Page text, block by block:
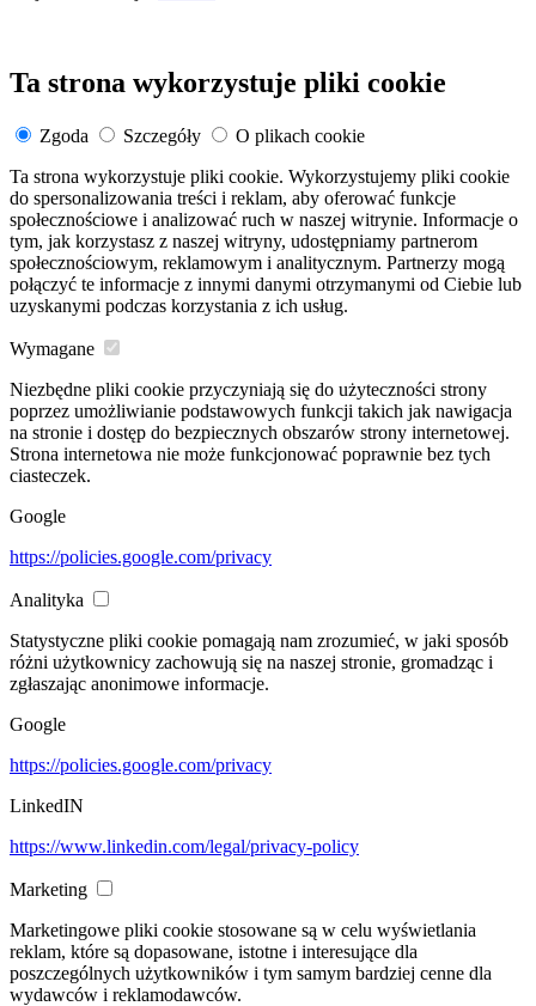
Ta strona wykorzystuje pliki cookie
Zgoda Szczegóły
O plikach cookie
Ta strona wykorzystuje pliki cookie. Wykorzystujemy pliki cookie
do spersonalizowania treści i reklam, aby oferować funkcje
społecznościowe i analizować ruch w naszej witrynie. Informacje o
tym, jak korzystasz z naszej witryny, udostępniamy partnerom
społecznościowym, reklamowym i analitycznym. Partnerzy mogą
połączyć te informacje z innymi danymi otrzymanymi od Ciebie lub
uzyskanymi podczas korzystania z ich usług.
Wymagane
Niezbędne pliki cookie przyczyniają się do użyteczności strony
poprzez umożliwianie podstawowych funkcji takich jak nawigacja
na stronie i dostęp do bezpiecznych obszarów strony internetowej.
Strona internetowa nie może funkcjonować poprawnie bez tych
ciasteczek.
Google
https://policies.google.com/privacy
Analityka
Statystyczne pliki cookie pomagają nam zrozumieć, w jaki sposób
różni użytkownicy zachowują się na naszej stronie, gromadząc i
zgłaszając anonimowe informacje.
Google
https://policies.google.com/privacy
LinkedIN
https://www.linkedin.com/legal/privacy-policy
Marketing
Marketingowe pliki cookie stosowane są w celu wyświetlania
reklam, które są dopasowane, istotne i interesujące dla
poszczególnych użytkowników i tym samym bardziej cenne dla
wydawców i reklamodawców.